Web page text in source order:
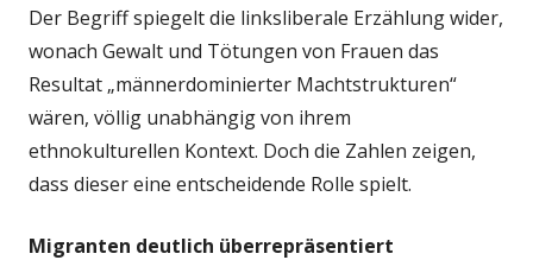
Der Begriff spiegelt die linksliberale Erzählung wider,
wonach Gewalt und Tötungen von Frauen das
Resultat „männerdominierter Machtstrukturen“
wären, völlig unabhängig von ihrem
ethnokulturellen Kontext. Doch die Zahlen zeigen,
dass dieser eine entscheidende Rolle spielt.
Migranten deutlich überrepräsentiert